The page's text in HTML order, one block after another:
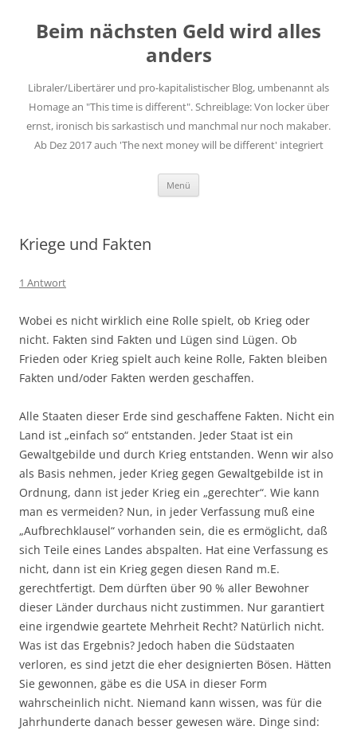
springen
Beim nächsten Geld wird alles
anders
Libraler/Libertärer und pro-kapitalistischer Blog, umbenannt als
Homage an "This time is different". Schreiblage: Von locker über
ernst, ironisch bis sarkastisch und manchmal nur noch makaber.
Ab Dez 2017 auch 'The next money will be different' integriert
Menü
Kriege und Fakten
1 Antwort
Wobei es nicht wirklich eine Rolle spielt, ob Krieg oder
nicht. Fakten sind Fakten und Lügen sind Lügen. Ob
Frieden oder Krieg spielt auch keine Rolle, Fakten bleiben
Fakten und/oder Fakten werden geschaffen.
Alle Staaten dieser Erde sind geschaffene Fakten. Nicht ein
Land ist „einfach so“ entstanden. Jeder Staat ist ein
Gewaltgebilde und durch Krieg entstanden. Wenn wir also
als Basis nehmen, jeder Krieg gegen Gewaltgebilde ist in
Ordnung, dann ist jeder Krieg ein „gerechter“. Wie kann
man es vermeiden? Nun, in jeder Verfassung muß eine
„Aufbrechklausel“ vorhanden sein, die es ermöglicht, daß
sich Teile eines Landes abspalten. Hat eine Verfassung es
nicht, dann ist ein Krieg gegen diesen Rand m.E.
gerechtfertigt. Dem dürften über 90 % aller Bewohner
dieser Länder durchaus nicht zustimmen. Nur garantiert
eine irgendwie geartete Mehrheit Recht? Natürlich nicht.
Was ist das Ergebnis? Jedoch haben die Südstaaten
verloren, es sind jetzt die eher designierten Bösen. Hätten
Sie gewonnen, gäbe es die USA in dieser Form
wahrscheinlich nicht. Niemand kann wissen, was für die
Jahrhunderte danach besser gewesen wäre. Dinge sind: